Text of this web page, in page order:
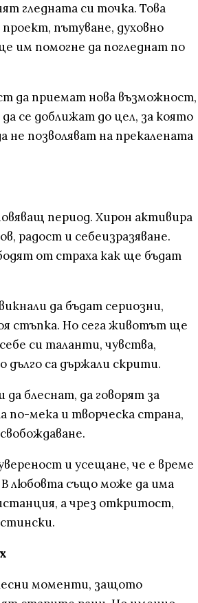
гледната си точка. Това
пътуване, духовно
им помогне да погледнат по
да приемат нова възможност,
се доближат до цел, за която
позволяват на прекалената
период. Хирон активира
радост и себеизразяване.
от страха как ще бъдат
да бъдат сериозни,
стъпка. Но сега животът ще
си таланти, чувства,
дълго са държали скрити.
блеснат, да говорят за
по-мека и творческа страна,
и усещане, че е време
любовта също може да има
а чрез откритост,
моменти, защото